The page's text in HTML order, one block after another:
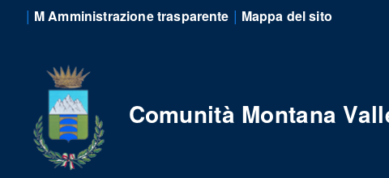
| M Amministrazione trasparente | Mappa del sito
Comunità Montana